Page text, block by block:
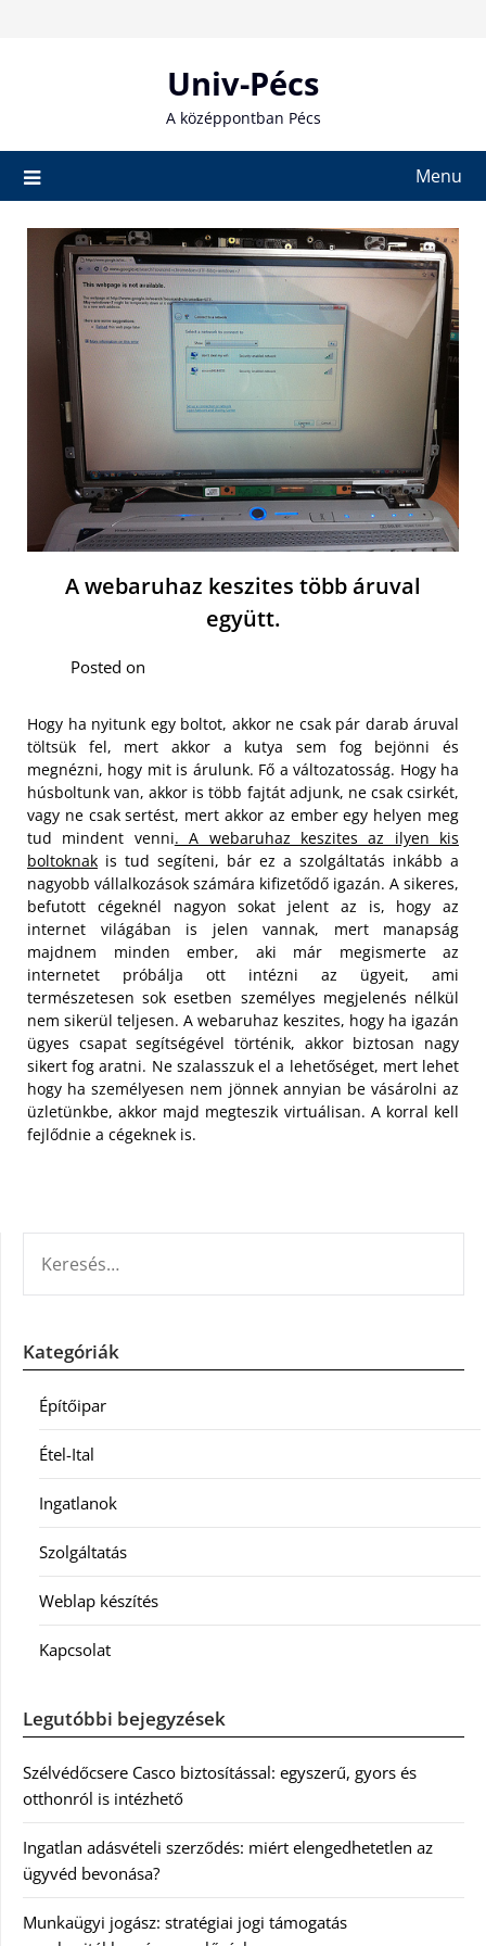
Univ-Pécs
A középpontban Pécs
Menu
A webaruhaz keszites több áruval
együtt.
Posted on
Hogy ha nyitunk egy boltot, akkor ne csak pár darab áruval
töltsük fel, mert akkor a kutya sem fog bejönni és
megnézni, hogy mit is árulunk. Fő a változatosság. Hogy ha
húsboltunk van, akkor is több fajtát adjunk, ne csak csirkét,
vagy ne csak sertést, mert akkor az ember egy helyen meg
tud mindent venni. A webaruhaz keszites az ilyen kis
boltoknak is tud segíteni, bár ez a szolgáltatás inkább a
nagyobb vállalkozások számára kifizetődő igazán. A sikeres,
befutott cégeknél nagyon sokat jelent az is, hogy az
internet világában is jelen vannak, mert manapság
majdnem minden ember, aki már megismerte az
internetet próbálja ott intézni az ügyeit, ami
természetesen sok esetben személyes megjelenés nélkül
nem sikerül teljesen. A webaruhaz keszites, hogy ha igazán
ügyes csapat segítségével történik, akkor biztosan nagy
sikert fog aratni. Ne szalasszuk el a lehetőséget, mert lehet
hogy ha személyesen nem jönnek annyian be vásárolni az
üzletünkbe, akkor majd megteszik virtuálisan. A korral kell
fejlődnie a cégeknek is.
Kategóriák
Építőipar
Étel-Ital
Ingatlanok
Szolgáltatás
Weblap készítés
Kapcsolat
Legutóbbi bejegyzések
Szélvédőcsere Casco biztosítással: egyszerű, gyors és
otthonról is intézhető
Ingatlan adásvételi szerződés: miért elengedhetetlen az
ügyvéd bevonása?
Munkaügyi jogász: stratégiai jogi támogatás